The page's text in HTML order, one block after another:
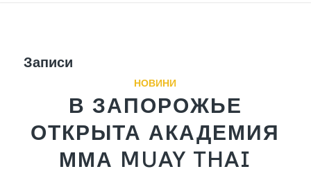
Записи
НОВИНИ
В ЗАПОРОЖЬЕ
ОТКРЫТА АКАДЕМИЯ
ММА MUAY THAI